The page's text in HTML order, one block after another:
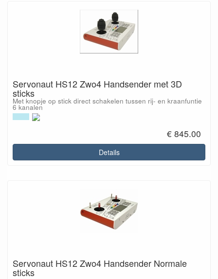
Servonaut HS12 Zwo4 Handsender met 3D
sticks
Met knopje op stick direct schakelen tussen rij- en kraanfuntie
6 kanalen
€ 845.00
Details
Servonaut HS12 Zwo4 Handsender Normale
sticks